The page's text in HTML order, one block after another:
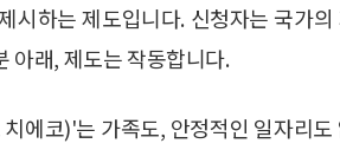
시하는 제도입니다. 신청자는 국가
아래, 제도는 작동합니다.
에코)'는 가족도, 안정적인 일자리